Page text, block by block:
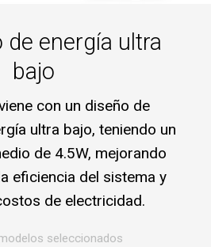
energía ultra
bajo
con un diseño de
ultra bajo, teniendo un
de 4.5W, mejorando
eficiencia del sistema y
de electricidad.
seleccionados